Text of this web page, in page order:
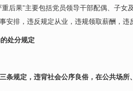
果”主要包括党员领导干部配偶、子女
安排，违反规定从业，违规领取薪酬，违
处分规定
规定，违背社会公序良俗，在公共场所